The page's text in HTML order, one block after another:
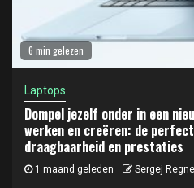
6 min gelezen
Laptops
Dompel jezelf onder in een
werken en creëren: de
draagbaarheid en prestaties
1 maand geleden Sergej